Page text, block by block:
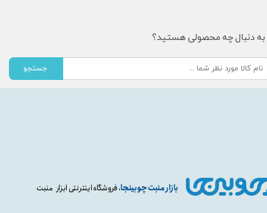
بازار منبت چوبینجا، فروشگاه اینترنتی ابزار منبت
به دنبال چه محصولی هستید؟
جستجو